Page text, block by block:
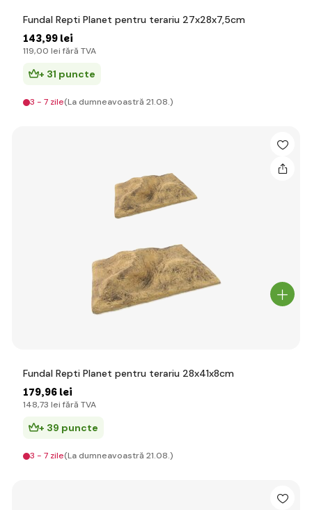
Fundal Repti Planet pentru terariu 27x28x7,5cm
143,99 lei
119,00 lei fără TVA
+ 31 puncte
3 - 7 zile(La dumneavoastră 21.08.)
Fundal Repti Planet pentru terariu 28x41x8cm
179,96 lei
148,73 lei fără TVA
+ 39 puncte
3 - 7 zile(La dumneavoastră 21.08.)